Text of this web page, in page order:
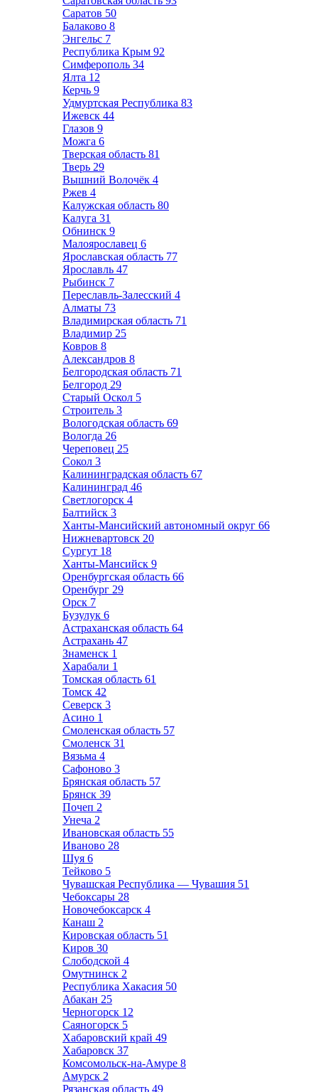
Саратов 50
Балаково 8
Энгельс 7
Республика Крым 92
Симферополь 34
Ялта 12
Керчь 9
Удмуртская Республика 83
Ижевск 44
Глазов 9
Можга 6
Тверская область 81
Тверь 29
Вышний Волочёк 4
Ржев 4
Калужская область 80
Калуга 31
Обнинск 9
Малоярославец 6
Ярославская область 77
Ярославль 47
Рыбинск 7
Переславль-Залесский 4
Алматы 73
Владимирская область 71
Владимир 25
Ковров 8
Александров 8
Белгородская область 71
Белгород 29
Старый Оскол 5
Строитель 3
Вологодская область 69
Вологда 26
Череповец 25
Сокол 3
Калининградская область 67
Калининград 46
Светлогорск 4
Балтийск 3
Ханты-Мансийский автономный округ 66
Нижневартовск 20
Сургут 18
Ханты-Мансийск 9
Оренбургская область 66
Оренбург 29
Орск 7
Бузулук 6
Астраханская область 64
Астрахань 47
Знаменск 1
Харабали 1
Томская область 61
Томск 42
Северск 3
Асино 1
Смоленская область 57
Смоленск 31
Вязьма 4
Сафоново 3
Брянская область 57
Брянск 39
Почеп 2
Унеча 2
Ивановская область 55
Иваново 28
Шуя 6
Тейково 5
Чувашская Республика — Чувашия 51
Чебоксары 28
Новочебоксарск 4
Канаш 2
Кировская область 51
Киров 30
Слободской 4
Омутнинск 2
Республика Хакасия 50
Абакан 25
Черногорск 12
Саяногорск 5
Хабаровский край 49
Хабаровск 37
Комсомольск-на-Амуре 8
Амурск 2
Рязанская область 49